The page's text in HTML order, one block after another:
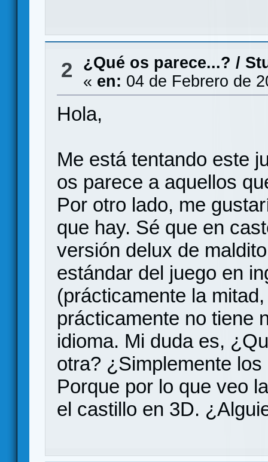
2 ¿Qué os parece...? /
« en: 04 de Febrero de
Hola,
Me está tentando este
os parece a aquellos
Por otro lado, me
que hay. Sé que en
versión delux de
estándar del juego en
(prácticamente la
prácticamente no tiene
idioma. Mi duda es,
otra? ¿Simplemente
Porque por lo que veo
el castillo en 3D.